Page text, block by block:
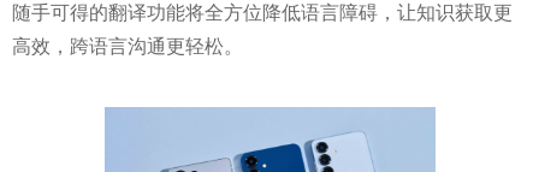
随手可得的翻译功能将全方位降低语言障碍，让知识获取更
高效，跨语言沟通更轻松。